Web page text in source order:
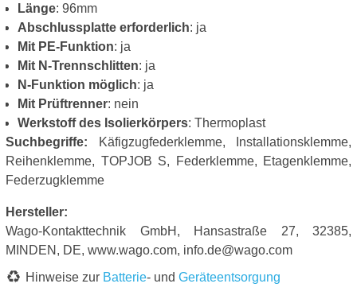
Länge: 96mm
Abschlussplatte erforderlich: ja
Mit PE-Funktion: ja
Mit N-Trennschlitten: ja
N-Funktion möglich: ja
Mit Prüftrenner: nein
Werkstoff des Isolierkörpers: Thermoplast
Suchbegriffe: Käfigzugfederklemme, Installationsklemme,
Reihenklemme, TOPJOB S, Federklemme, Etagenklemme,
Federzugklemme
Hersteller:
Wago-Kontakttechnik GmbH, Hansastraße 27, 32385,
MINDEN, DE, www.wago.com, info.de@wago.com
Hinweise zur Batterie- und Geräteentsorgung